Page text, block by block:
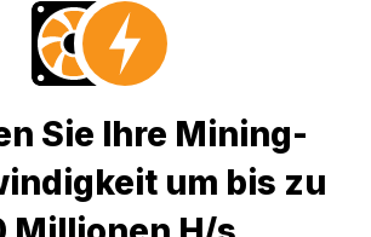
Sie Ihre Mining-
um bis zu